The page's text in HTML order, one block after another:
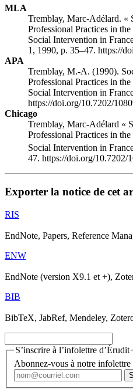
MLA
Tremblay, Marc-Adélard. «
Professional Practices in
Social Intervention in
1, 1990, p. 35–47. https://
APA
Tremblay, M.-A. (1990).
Professional Practices in
Social Intervention in
https://doi.org/10.7202/
Chicago
Tremblay, Marc-Adélard «
Professional Practices in
Social Intervention in
47. https://doi.org/10.7202/
Exporter la notice de cet
RIS
EndNote, Papers, Reference
ENW
EndNote (version X9.1 et +),
BIB
BibTeX, JabRef, Mendeley,
S’inscrire à l’infolettre d’Érudit
Abonnez-vous à notre infolettre